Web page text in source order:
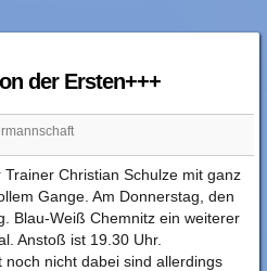
der Ersten+++
Christian Schulze mit ganz
Gange. Am Donnerstag, den
Blau-Weiß Chemnitz ein weiterer
Anstoß ist 19.30 Uhr.
nicht dabei sind allerdings